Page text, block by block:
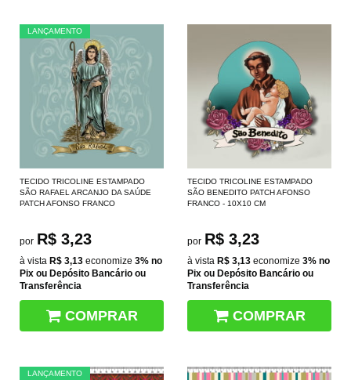
LANÇAMENTO
TECIDO TRICOLINE ESTAMPADO
SÃO RAFAEL ARCANJO DA SAÚDE
PATCH AFONSO FRANCO
por R$ 3,23
à vista R$ 3,13 economize 3% no
Pix ou Depósito Bancário ou
Transferência
COMPRAR
TECIDO TRICOLINE ESTAMPADO
SÃO BENEDITO PATCH AFONSO
FRANCO - 10X10 CM
por R$ 3,23
à vista R$ 3,13 economize 3% no
Pix ou Depósito Bancário ou
Transferência
COMPRAR
LANÇAMENTO